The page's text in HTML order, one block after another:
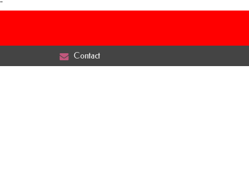
"
Contact